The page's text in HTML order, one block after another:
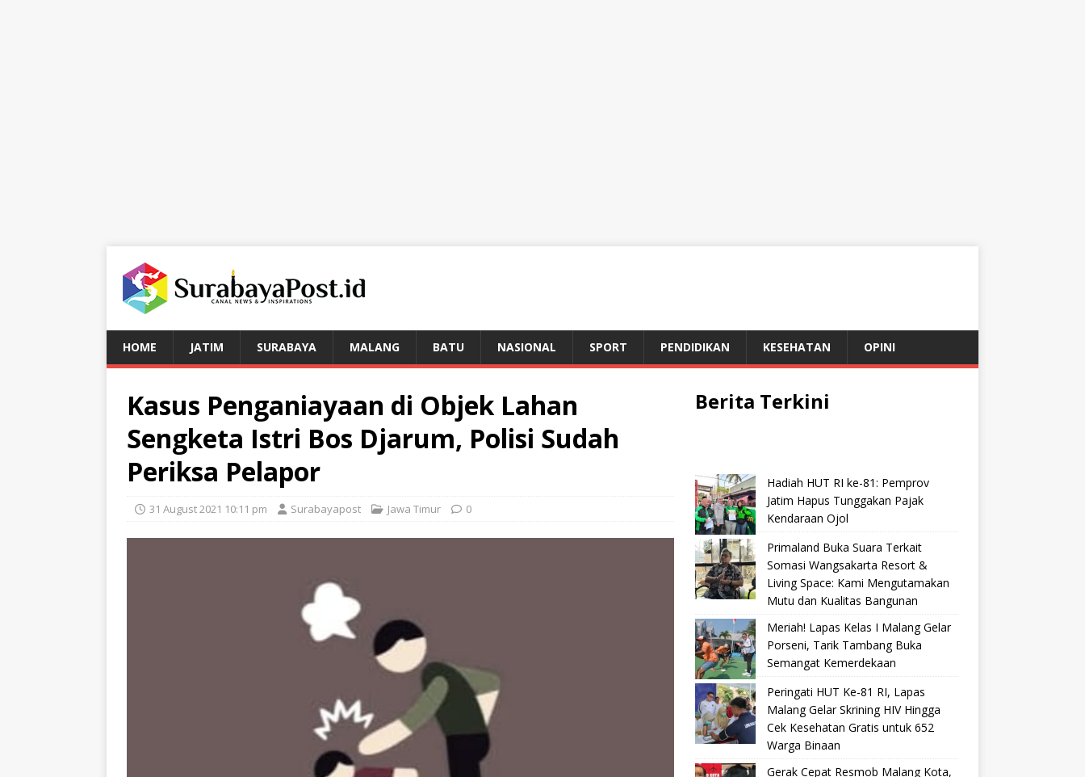
HOME JATIM SURABAYA MALANG BATU NASIONAL SPORT PENDIDIKAN KESEHATAN OPINI
Kasus Penganiayaan di Objek Lahan
Sengketa Istri Bos Djarum, Polisi Sudah
Periksa Pelapor
31 August 2021 10:11 pm Surabayapost Jawa Timur 0
Berita Terkini
Hadiah HUT RI ke-81: Pemprov
Jatim Hapus Tunggakan Pajak
Kendaraan Ojol
Primaland Buka Suara Terkait
Somasi Wangsakarta Resort &
Living Space: Kami Mengutamakan
Mutu dan Kualitas Bangunan
Meriah! Lapas Kelas I Malang Gelar
Porseni, Tarik Tambang Buka
Semangat Kemerdekaan
Peringati HUT Ke-81 RI, Lapas
Malang Gelar Skrining HIV Hingga
Cek Kesehatan Gratis untuk 652
Warga Binaan
Gerak Cepat Resmob Malang Kota,